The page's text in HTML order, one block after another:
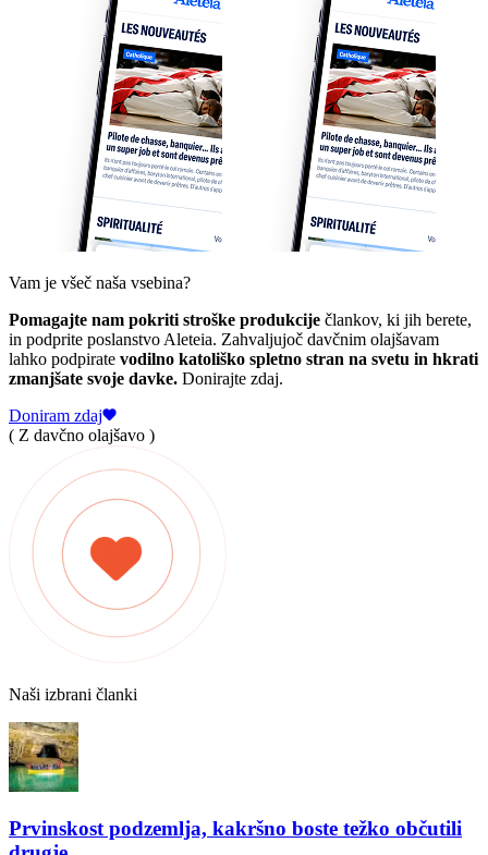
Vam je všeč naša vsebina?
Pomagajte nam pokriti stroške produkcije člankov, ki jih berete,
in podprite poslanstvo Aleteia. Zahvaljujoč davčnim olajšavam
lahko podpirate vodilno katoliško spletno stran na svetu in hkrati
zmanjšate svoje davke. Donirajte zdaj.
Doniram zdaj
( Z davčno olajšavo )
Naši izbrani članki
Prvinskost podzemlja, kakršno boste težko občutili